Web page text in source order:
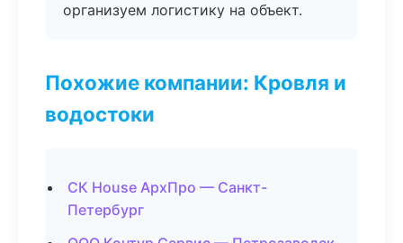
организуем логистику на объект.
Похожие компании: Кровля и
водостоки
СК House АрхПро — Санкт-
Петербург